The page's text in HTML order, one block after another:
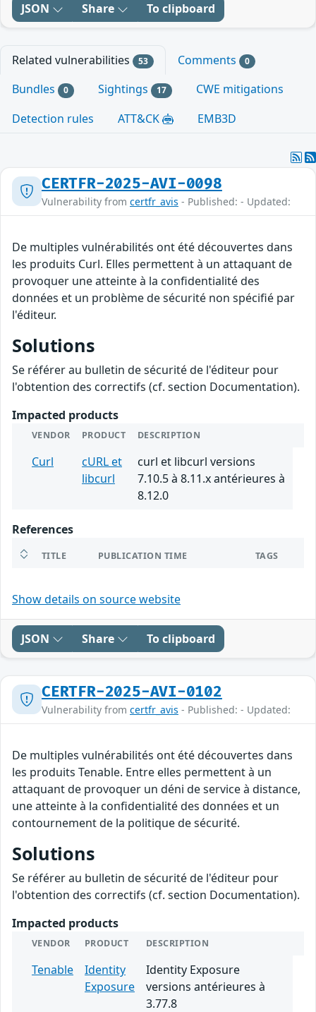
JSON Share To clipboard
Related vulnerabilities 53 Comments 0
Bundles 0 Sightings 17
CWE mitigations
Detection rules
ATT&CK EMB3D
CERTFR-2025-AVI-0098
Vulnerability from certfr_avis - Published: - Updated:
De multiples vulnérabilités ont été découvertes dans
les produits Curl. Elles permettent à un attaquant de
provoquer une atteinte à la confidentialité des
données et un problème de sécurité non spécifié par
l'éditeur.
Solutions
Se référer au bulletin de sécurité de l'éditeur pour
l'obtention des correctifs (cf. section Documentation).
Impacted products
VENDOR PRODUCT DESCRIPTION
Curl
cURL et
libcurl
curl et libcurl versions
7.10.5 à 8.11.x antérieures à
8.12.0
References
TITLE PUBLICATION TIME TAGS
Show details on source website
JSON Share To clipboard
CERTFR-2025-AVI-0102
Vulnerability from certfr_avis - Published: - Updated:
De multiples vulnérabilités ont été découvertes dans
les produits Tenable. Entre elles permettent à un
attaquant de provoquer un déni de service à distance,
une atteinte à la confidentialité des données et un
contournement de la politique de sécurité.
Solutions
Se référer au bulletin de sécurité de l'éditeur pour
l'obtention des correctifs (cf. section Documentation).
Impacted products
VENDOR PRODUCT DESCRIPTION
Tenable
Identity
Exposure
Identity Exposure
versions antérieures à
3.77.8